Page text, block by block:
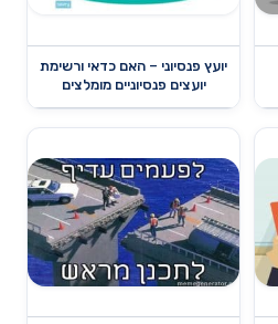
יועץ פנסיוני – האם כדאי ורשימת
יועצים פנסיוניים מומלצים